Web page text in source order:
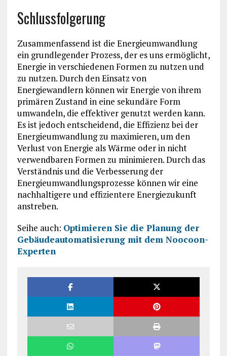
Schlussfolgerung
Zusammenfassend ist die Energieumwandlung
ein grundlegender Prozess, der es uns ermöglicht,
Energie in verschiedenen Formen zu nutzen und
zu nutzen. Durch den Einsatz von
Energiewandlern können wir Energie von ihrem
primären Zustand in eine sekundäre Form
umwandeln, die effektiver genutzt werden kann.
Es ist jedoch entscheidend, die Effizienz bei der
Energieumwandlung zu maximieren, um den
Verlust von Energie als Wärme oder in nicht
verwendbaren Formen zu minimieren. Durch das
Verständnis und die Verbesserung der
Energieumwandlungsprozesse können wir eine
nachhaltigere und effizientere Energiezukunft
anstreben.
Seihe auch: Optimieren Sie die Planung der
Gebäudeautomatisierung mit dem Noocoon-
Experten